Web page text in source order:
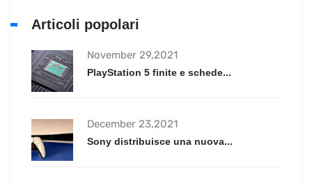
Articoli popolari
November 29,2021
PlayStation 5 finite e schede...
December 23,2021
Sony distribuisce una nuova...